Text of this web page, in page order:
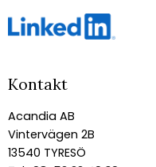
Kontakt
Acandia AB
Vintervägen 2B
13540 TYRESÖ